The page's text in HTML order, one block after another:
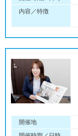
内容／特徴
開催地